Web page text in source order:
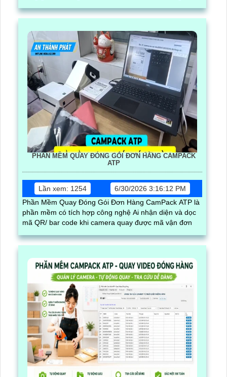
PHẦN MỀM QUAY ĐÓNG GÓI ĐƠN HÀNG CAMPACK
ATP
Lần xem: 1254
6/30/2026 3:16:12 PM
Phần Mềm Quay Đóng Gói Đơn Hàng CamPack ATP là
phần mềm có tích hợp công nghệ Ai nhận diện và dọc
mã QR/ bar code khi camera quay được mã vận đơn